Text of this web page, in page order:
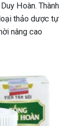
Hoàn. Thành
thảo dược tự
nâng cao